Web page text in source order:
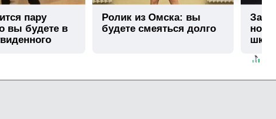
пару
вы будете в
Ролик из Омска: вы
будете смеяться долго
ноги